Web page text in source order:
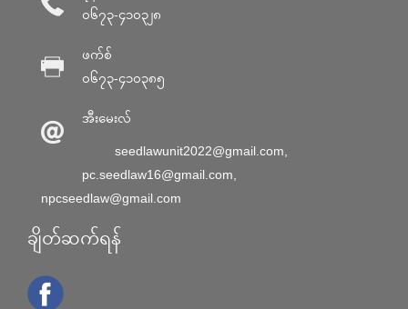
၀၆၇၃-၄၁၀၃၂၈
ဖက်စ်
၀၆၇၃-၄၁၀၃၈၅
အီးမေးလ်
seedlawunit2022@gmail.com
pc.seedlaw16@gmail.com
npcseedlaw@gmail.com
ချိတ်ဆက်ရန်